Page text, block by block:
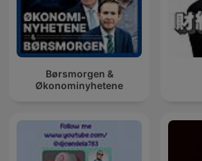
Børsmorgen &
Økonominyhetene